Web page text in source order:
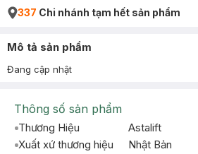
337 Chi nhánh tạm hết sản phẩm
Mô tả sản phẩm
Đang cập nhật
Thông số sản phẩm
Thương Hiệu
Astalift
Xuất xứ thương hiệu
Nhật Bản